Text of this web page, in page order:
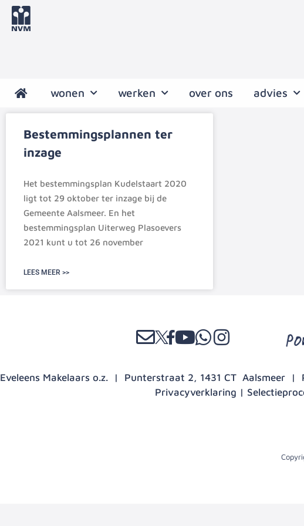
wonen werken over ons advies
Bestemmingsplannen ter
inzage
Het bestemmingsplan Kudelstaart 2020
ligt tot 29 oktober ter inzage bij de
Gemeente Aalsmeer. En het
bestemmingsplan Uiterweg Plasoevers
2021 kunt u tot 26 november
LEES MEER >>
Eveleens Makelaars o.z. | Punterstraat 2, 1431 CT Aalsmeer
Privacyverklaring |